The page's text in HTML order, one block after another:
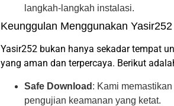
langkah-langkah instalasi.
Keunggulan Menggunakan Yasir252
Yasir252 bukan hanya sekadar tempat
yang aman dan terpercaya. Berikut
Safe Download : Kami
pengujian keamanan yang ketat.